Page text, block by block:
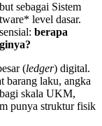
sebagai Sistem
level dasar.
berapa
(ledger) digital.
barang laku, angka
skala UKM,
punya struktur fisik